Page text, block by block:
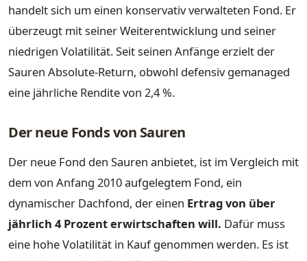
handelt sich um einen konservativ verwalteten Fond. Er
überzeugt mit seiner Weiterentwicklung und seiner
niedrigen Volatilität. Seit seinen Anfänge erzielt der
Sauren Absolute-Return, obwohl defensiv gemanaged
eine jährliche Rendite von 2,4 %.
Der neue Fonds von Sauren
Der neue Fond den Sauren anbietet, ist im Vergleich mit
dem von Anfang 2010 aufgelegtem Fond, ein
dynamischer Dachfond, der einen Ertrag von über
jährlich 4 Prozent erwirtschaften will. Dafür muss
eine hohe Volatilität in Kauf genommen werden. Es ist